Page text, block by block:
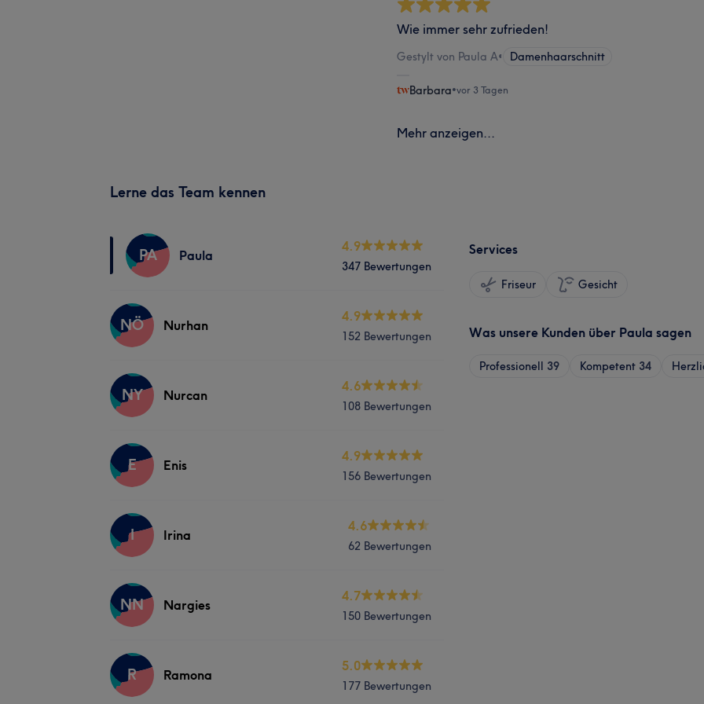
Wie immer sehr zufrieden!
Gestylt von Paula A• Damenhaarschnitt
Barbara•vor 3 Tagen
Mehr anzeigen...
Lerne das Team kennen
PA Paula
4.9
347 Bewertungen
NÖ Nurhan
4.9
152 Bewertungen
NY Nurcan
4.6
108 Bewertungen
E Enis
4.9
156 Bewertungen
I Irina
4.6
62 Bewertungen
NN Nargies
4.7
150 Bewertungen
R Ramona
5.0
177 Bewertungen
Services
Friseur Gesicht
Was unsere Kunden über Paula sagen
Professionell 39 Kompetent 34